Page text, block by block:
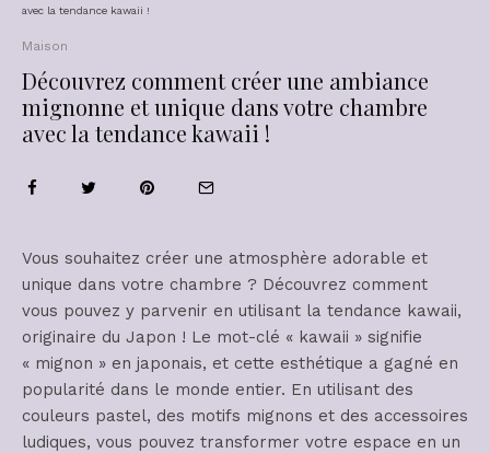
avec la tendance kawaii !
Maison
Découvrez comment créer une ambiance
mignonne et unique dans votre chambre
avec la tendance kawaii !
Vous souhaitez créer une atmosphère adorable et
unique dans votre chambre ? Découvrez comment
vous pouvez y parvenir en utilisant la tendance kawaii,
originaire du Japon ! Le mot-clé « kawaii » signifie
« mignon » en japonais, et cette esthétique a gagné en
popularité dans le monde entier. En utilisant des
couleurs pastel, des motifs mignons et des accessoires
ludiques, vous pouvez transformer votre espace en un